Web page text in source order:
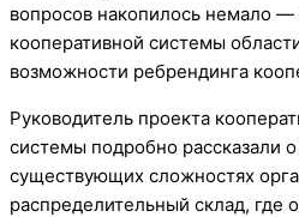
вопросов накопилось немало
кооперативной системы
возможности ребрендинга
Руководитель проекта
системы подробно рассказали
существующих сложностях
распределительный склад, где